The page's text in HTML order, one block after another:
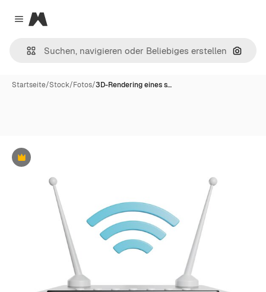
Close menu
Magnific
Nach
Startseite/Stock/Fotos/3D-Rendering eines s…
Premium